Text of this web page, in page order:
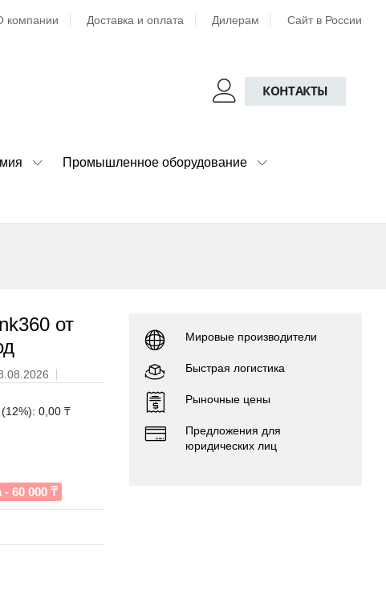
компании Доставка и оплата Дилерам Сайт в России
КОНТАКТЫ
Промышленное оборудование
от
0,00 ₸
60 000 ₸
Мировые производители
Быстрая логистика
Рыночные цены
Предложения для
юридических лиц